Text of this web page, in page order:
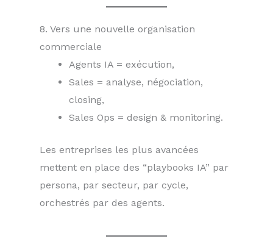
8. Vers une nouvelle organisation
commerciale
Agents IA = exécution,
Sales = analyse, négociation,
closing,
Sales Ops = design & monitoring.
Les entreprises les plus avancées
mettent en place des “playbooks IA” par
persona, par secteur, par cycle,
orchestrés par des agents.